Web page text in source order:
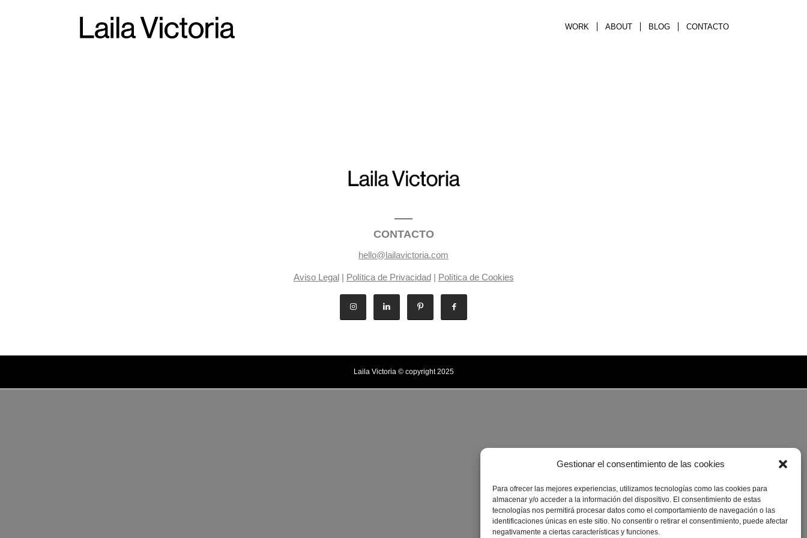
Gestionar el consentimiento de las cookies
Para ofrecer las mejores experiencias, utilizamos tecnologías como las cookies para
almacenar y/o acceder a la información del dispositivo. El consentimiento de estas
tecnologías nos permitirá procesar datos como el comportamiento de navegación o las
identificaciones únicas en este sitio. No consentir o retirar el consentimiento, puede afectar
negativamente a ciertas características y funciones.
WORK ABOUT BLOG CONTACTO
CONTACTO
hello@lailavictoria.com
Aviso Legal| Política de Privacidad| Política de Cookies
Laila Victoria © copyright 2025